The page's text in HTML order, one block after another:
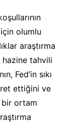
olumlu
araştırma
hazine tahvili
Fed’in sıkı
ettiğini ve
bir ortam